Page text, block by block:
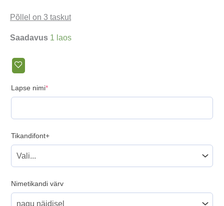
Põllel on 3 taskut
Saadavus 1 laos
Lapse nimi*(required)
Tikandifont+
Nimetikandi värv